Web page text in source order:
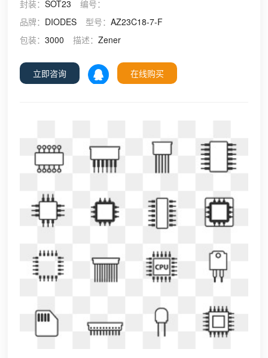
封装：SOT23
编号：
品牌： DIODES 型号：AZ23C18-7-F
包装：3000 描述：Zener
立即咨询 在线购买